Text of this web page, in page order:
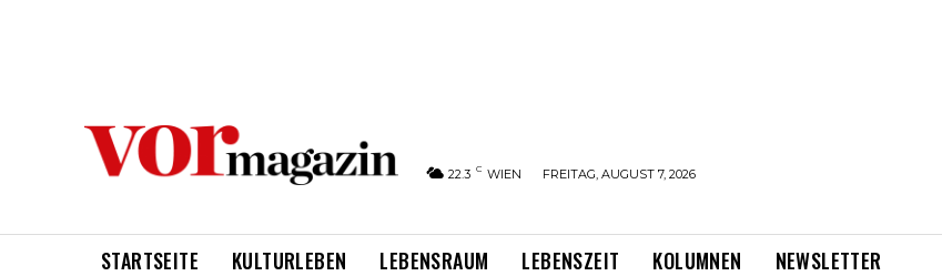
22.3 C WIEN FREITAG, AUGUST 7, 2026
STARTSEITE KULTURLEBEN LEBENSRAUM LEBENSZEIT KOLUMNEN NEWSLETTER